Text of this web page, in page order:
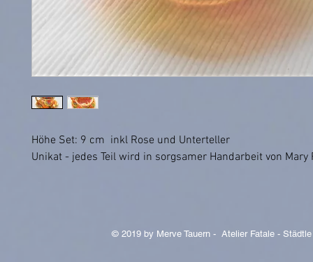
Höhe Set: 9 cm inkl Rose und Unterteller
Unikat - jedes Teil wird in sorgsamer Handarbeit von Mary
© 2019 by Merve Tauern - Atelier Fatale -